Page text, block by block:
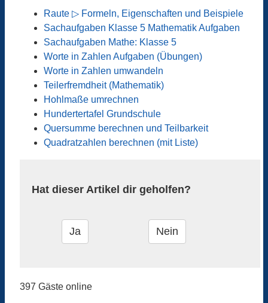
Raute ▷ Formeln, Eigenschaften und Beispiele
Sachaufgaben Klasse 5 Mathematik Aufgaben
Sachaufgaben Mathe: Klasse 5
Worte in Zahlen Aufgaben (Übungen)
Worte in Zahlen umwandeln
Teilerfremdheit (Mathematik)
Hohlmaße umrechnen
Hundertertafel Grundschule
Quersumme berechnen und Teilbarkeit
Quadratzahlen berechnen (mit Liste)
Hat dieser Artikel dir geholfen?
397 Gäste online